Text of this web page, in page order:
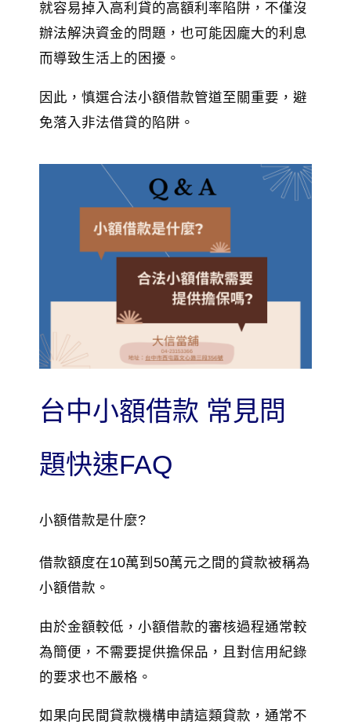
就容易掉入高利貸的高額利率陷阱，不僅沒
辦法解決資金的問題，也可能因龐大的利息
而導致生活上的困擾。
因此，慎選合法小額借款管道至關重要，避
免落入非法借貸的陷阱。
台中小額借款 常見問
題快速FAQ
小額借款是什麼?
借款額度在10萬到50萬元之間的貸款被稱為
小額借款。
由於金額較低，小額借款的審核過程通常較
為簡便，不需要提供擔保品，且對信用紀錄
的要求也不嚴格。
如果向民間貸款機構申請這類貸款，通常不